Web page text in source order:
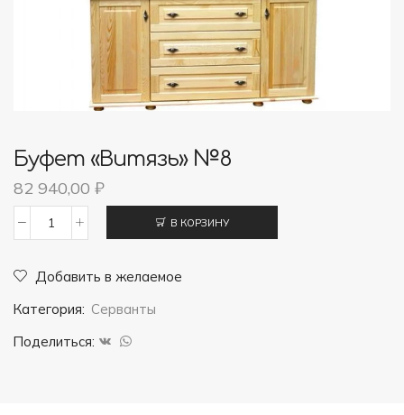
Буфет «Витязь» №8
82 940,00 ₽
Буфет
"Витязь"
№8
В КОРЗИНУ
Добавить в желаемое
Категория: Серванты
Поделиться: